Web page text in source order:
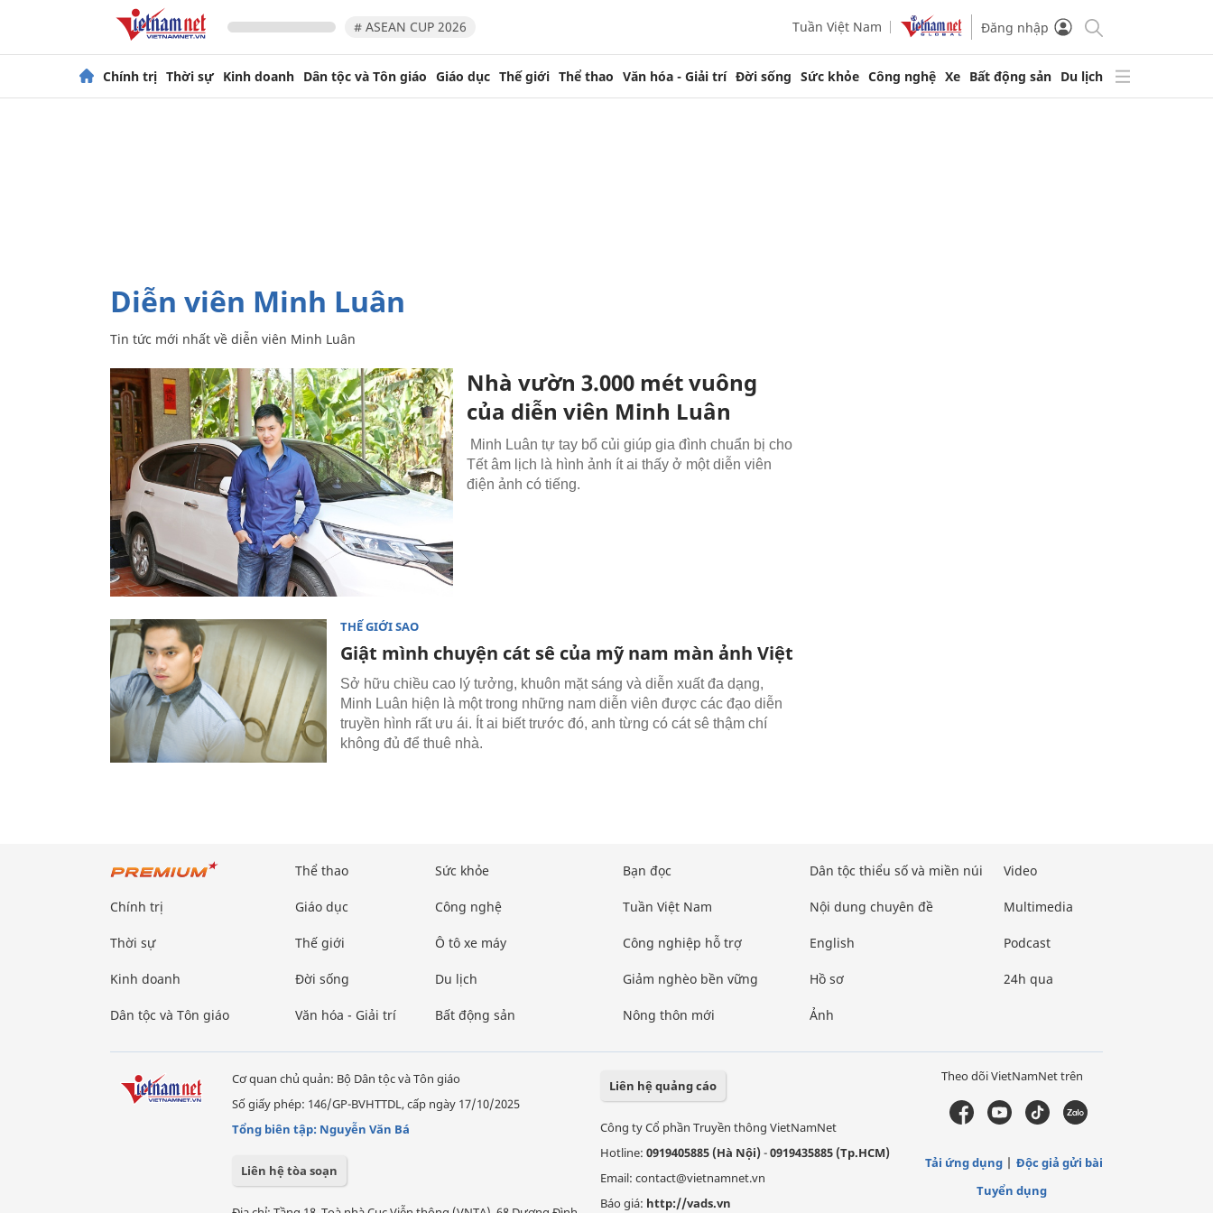
# ASEAN CUP 2026 Tuần Việt Nam Đăng nhập
Chính trị Thời sự Kinh doanh Dân tộc và Tôn giáo Giáo dục Thế giới Thể thao Văn hóa - Giải trí Đời sống Sức khỏe Công nghệ Xe Bất động sản Du lịch
diễn viên Minh Luân
Tin tức mới nhất về diễn viên Minh Luân
Nhà vườn 3.000 mét vuông
của diễn viên Minh Luân
Minh Luân tự tay bổ củi giúp gia đình chuẩn bị cho
Tết âm lịch là hình ảnh ít ai thấy ở một diễn viên
điện ảnh có tiếng.
THẾ GIỚI SAO
Giật mình chuyện cát sê của mỹ nam màn ảnh Việt
Sở hữu chiều cao lý tưởng, khuôn mặt sáng và diễn xuất đa dạng,
Minh Luân hiện là một trong những nam diễn viên được các đạo diễn
truyền hình rất ưu ái. Ít ai biết trước đó, anh từng có cát sê thậm chí
không đủ để thuê nhà.
Chính trị
Thời sự
Kinh doanh
Dân tộc và Tôn giáo
Thể thao
Giáo dục
Thế giới
Đời sống
Văn hóa - Giải trí
Sức khỏe
Công nghệ
Ô tô xe máy
Du lịch
Bất động sản
Bạn đọc
Tuần Việt Nam
Công nghiệp hỗ trợ
Giảm nghèo bền vững
Nông thôn mới
Dân tộc thiểu số và miền núi
Nội dung chuyên đề
English
Hồ sơ
Ảnh
Video
Multimedia
Podcast
24h qua
Cơ quan chủ quản: Bộ Dân tộc và Tôn giáo
Số giấy phép: 146/GP-BVHTTDL, cấp ngày 17/10/2025
Tổng biên tập: Nguyễn Văn Bá
Liên hệ tòa soạn
Liên hệ quảng cáo
Công ty Cổ phần Truyền thông VietNamNet
Hotline: 0919405885 (Hà Nội)-0919435885 (Tp.HCM)
Email: contact@vietnamnet.vn
Báo giá: http://vads.vn
Theo dõi VietNamNet trên
Tải ứng dụng
Độc giả gửi bài
Tuyển dụng